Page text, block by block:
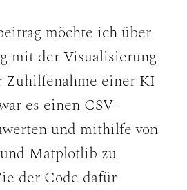
möchte ich über
mit der Visualisierung
Zuhilfenahme einer KI
es einen CSV-
und mithilfe von
Matplotlib zu
der Code dafür